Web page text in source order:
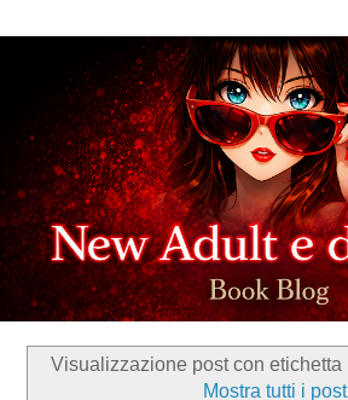
Visualizzazione post con etichetta
Mostra tutti i post